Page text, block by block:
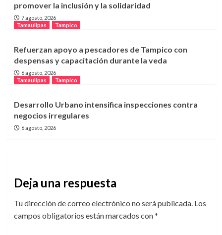
promover la inclusión y la solidaridad
7 agosto, 2026
Tamaulipas
Tampico
Refuerzan apoyo a pescadores de Tampico con
despensas y capacitación durante la veda
6 agosto, 2026
Tamaulipas
Tampico
Desarrollo Urbano intensifica inspecciones contra
negocios irregulares
6 agosto, 2026
Deja una respuesta
Tu dirección de correo electrónico no será publicada. Los
campos obligatorios están marcados con*